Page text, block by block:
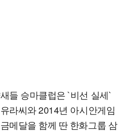
들 승마클럽은 `비선 실세`
라씨와 2014년 아시안게임
메달을 함께 딴 한화그룹 삼